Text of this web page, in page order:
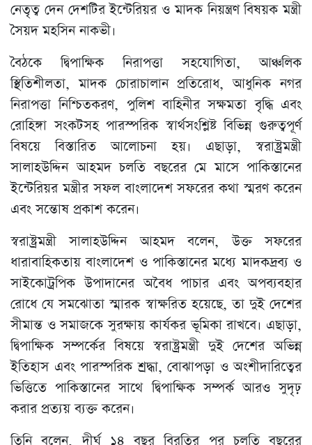
নেতৃত্ব দেন দেশটির ইন্টেরিয়র ও মাদক নিয়ন্ত্রণ বিষয়ক মন্ত্রী
সৈয়দ মহসিন নাকভী।
বৈঠকে দ্বিপাক্ষিক নিরাপত্তা সহযোগিতা, আঞ্চলিক
স্থিতিশীলতা, মাদক চোরাচালান প্রতিরোধ, আধুনিক নগর
নিরাপত্তা নিশ্চিতকরণ, পুলিশ বাহিনীর সক্ষমতা বৃদ্ধি এবং
রোহিঙ্গা সংকটসহ পারস্পরিক স্বার্থসংশ্লিষ্ট বিভিন্ন গুরুত্বপূর্ণ
বিষয়ে বিস্তারিত আলোচনা হয়। এছাড়া, স্বরাষ্ট্রমন্ত্রী
সালাহউদ্দিন আহমদ চলতি বছরের মে মাসে পাকিস্তানের
ইন্টেরিয়র মন্ত্রীর সফল বাংলাদেশ সফরের কথা স্মরণ করেন
এবং সন্তোষ প্রকাশ করেন।
স্বরাষ্ট্রমন্ত্রী সালাহউদ্দিন আহমদ বলেন, উক্ত সফরের
ধারাবাহিকতায় বাংলাদেশ ও পাকিস্তানের মধ্যে মাদকদ্রব্য ও
সাইকোট্রপিক উপাদানের অবৈধ পাচার এবং অপব্যবহার
রোধে যে সমঝোতা স্মারক স্বাক্ষরিত হয়েছে, তা দুই দেশের
সীমান্ত ও সমাজকে সুরক্ষায় কার্যকর ভূমিকা রাখবে। এছাড়া,
দ্বিপাক্ষিক সম্পর্কের বিষয়ে স্বরাষ্ট্রমন্ত্রী দুই দেশের অভিন্ন
ইতিহাস এবং পারস্পরিক শ্রদ্ধা, বোঝাপড়া ও অংশীদারিত্বের
ভিত্তিতে পাকিস্তানের সাথে দ্বিপাক্ষিক সম্পর্ক আরও সুদৃঢ়
করার প্রত্যয় ব্যক্ত করেন।